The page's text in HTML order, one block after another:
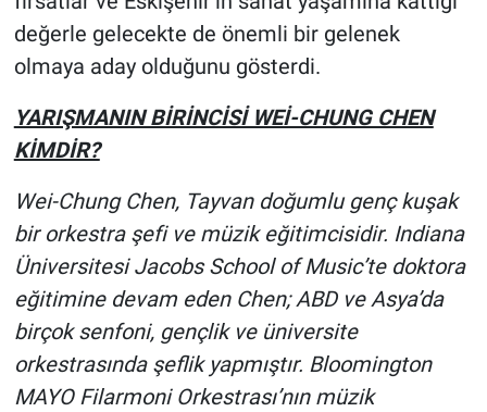
değerle gelecekte de önemli bir gelenek
olmaya aday olduğunu gösterdi.
YARIŞMANIN BİRİNCİSİ WEİ-CHUNG CHEN
KİMDİR?
Wei-Chung Chen, Tayvan doğumlu genç kuşak
bir orkestra şefi ve müzik eğitimcisidir. Indiana
Üniversitesi Jacobs School of Music’te doktora
eğitimine devam eden Chen; ABD ve Asya’da
birçok senfoni, gençlik ve üniversite
orkestrasında şeflik yapmıştır. Bloomington
MAYO Filarmoni Orkestrası’nın müzik